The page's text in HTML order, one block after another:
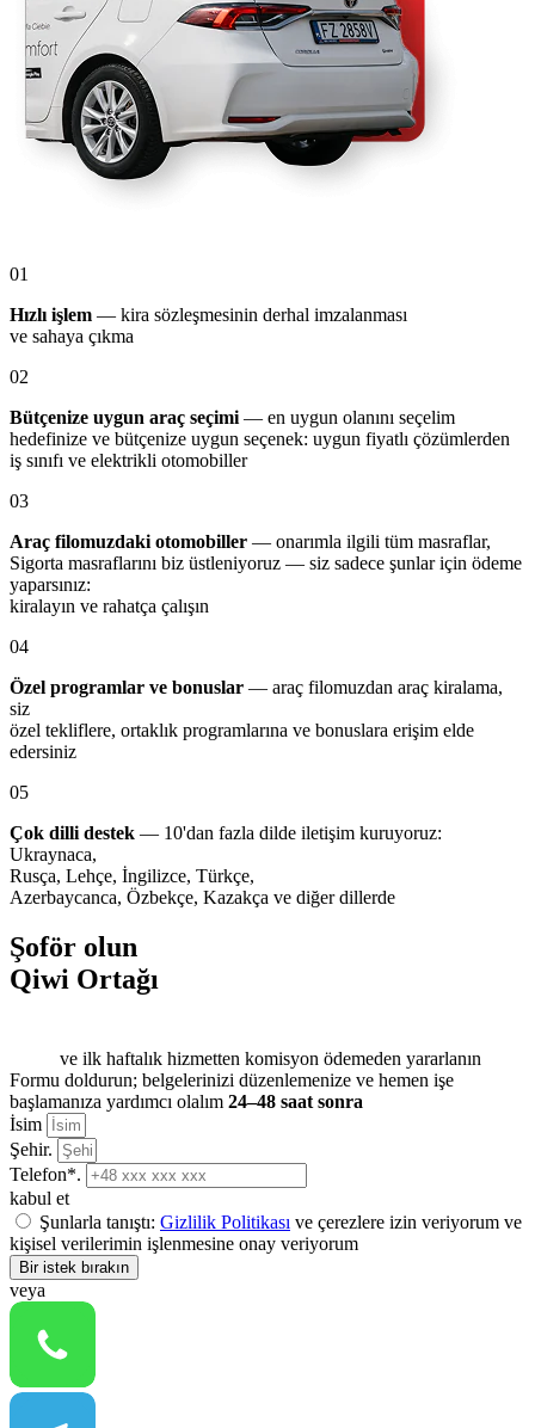
01
Hızlı işlem — kira sözleşmesinin derhal imzalanması
ve sahaya çıkma
02
Bütçenize uygun araç seçimi — en uygun olanını seçelim
hedefinize ve bütçenize uygun seçenek: uygun fiyatlı çözümlerden
iş sınıfı ve elektrikli otomobiller
03
Araç filomuzdaki otomobiller — onarımla ilgili tüm masraflar,
Sigorta masraflarını biz üstleniyoruz — siz sadece şunlar için ödeme
yaparsınız:
kiralayın ve rahatça çalışın
04
Özel programlar ve bonuslar — araç filomuzdan araç kiralama,
siz
özel tekliflere, ortaklık programlarına ve bonuslara erişim elde
edersiniz
05
Çok dilli destek — 10'dan fazla dilde iletişim kuruyoruz:
Ukraynaca,
Rusça, Lehçe, İngilizce, Türkçe,
Azerbaycanca, Özbekçe, Kazakça ve diğer dillerde
Şoför olun
Qiwi Ortağı
ve ilk haftalık hizmetten komisyon ödemeden yararlanın
Formu doldurun; belgelerinizi düzenlemenize ve hemen işe
başlamanıza yardımcı olalım 24–48 saat sonra
İsim
Şehir.
Telefon*.
kabul et
Şunlarla tanıştı: Gizlilik Politikası ve çerezlere izin veriyorum ve
kişisel verilerimin işlenmesine onay veriyorum
Bir istek bırakın
veya